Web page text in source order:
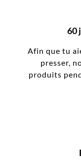
60
Afin que tu
presser,
produits